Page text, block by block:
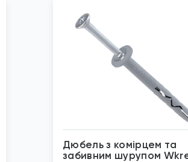
Дюбель з комірцем та
забивним шурупом